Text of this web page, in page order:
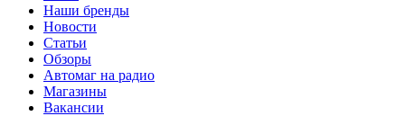
Наши бренды
Новости
Статьи
Обзоры
Автомаг на радио
Магазины
Вакансии